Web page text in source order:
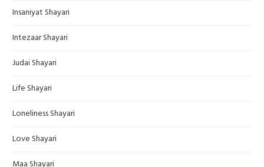
Insaniyat Shayari
Intezaar Shayari
Judai Shayari
Life Shayari
Loneliness Shayari
Love Shayari